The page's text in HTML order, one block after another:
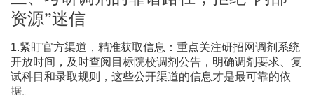
资源”迷信
1.紧盯官方渠道，精准获取信息：重点关注研招网调剂系统
开放时间，及时查阅目标院校调剂公告，明确调剂要求、复
试科目和录取规则，这些公开渠道的信息才是最可靠的依
据。